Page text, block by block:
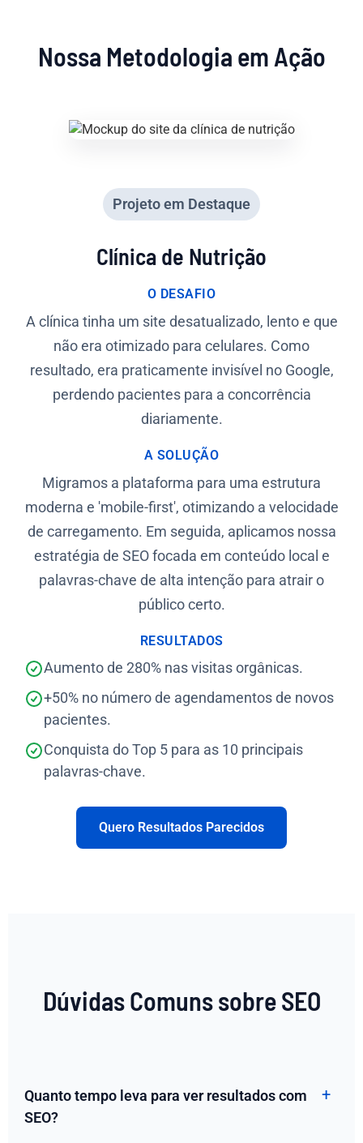
Nossa Metodologia em Ação
Projeto em Destaque
Clínica de Nutrição
O DESAFIO
A clínica tinha um site desatualizado, lento e que
não era otimizado para celulares. Como
resultado, era praticamente invisível no Google,
perdendo pacientes para a concorrência
diariamente.
A SOLUÇÃO
Migramos a plataforma para uma estrutura
moderna e 'mobile-first', otimizando a velocidade
de carregamento. Em seguida, aplicamos nossa
estratégia de SEO focada em conteúdo local e
palavras-chave de alta intenção para atrair o
público certo.
RESULTADOS
Aumento de 280% nas visitas orgânicas.
+50% no número de agendamentos de novos
pacientes.
Conquista do Top 5 para as 10 principais
palavras-chave.
Quero Resultados Parecidos
Dúvidas Comuns sobre SEO
Quanto tempo leva para ver resultados com
SEO?